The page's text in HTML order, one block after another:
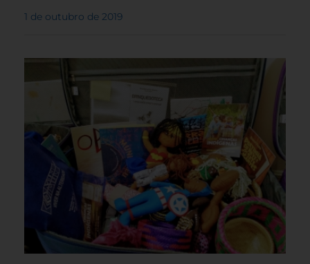
1 de outubro de 2019